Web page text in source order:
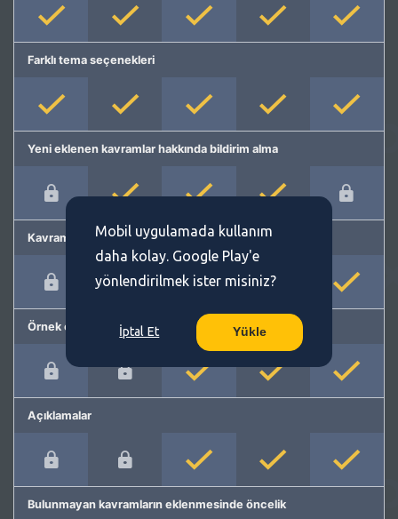
Farklı tema seçenekleri
Yeni eklenen kavramlar hakkında bildirim alma
Kavram önerme
Örnek cümleler
Açıklamalar
Bulunmayan kavramların eklenmesinde öncelik
Mobil uygulamada kullanım
daha kolay. Google Play'e
yönlendirilmek ister misiniz?
İptal Et Yükle